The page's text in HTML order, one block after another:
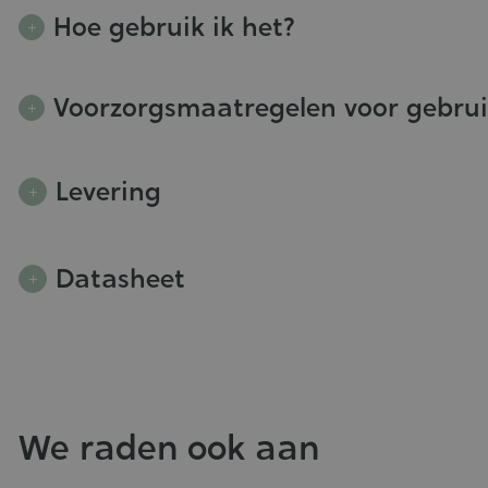
Hoe gebruik ik het?
Voorzorgsmaatregelen voor
Levering
Datasheet
We raden ook aan